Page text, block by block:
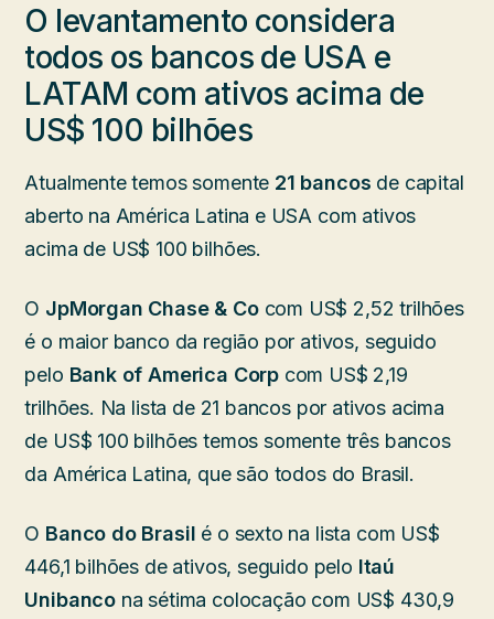
O levantamento considera
todos os bancos de USA e
LATAM com ativos acima de
US$ 100 bilhões
Atualmente temos somente 21 bancos de capital
aberto na América Latina e USA com ativos
acima de US$ 100 bilhões.
O JpMorgan Chase & Cocom US$ 2,52 trilhões
é o maior banco da região por ativos, seguido
pelo Bank of America Corp com US$ 2,19
trilhões. Na lista de 21 bancos por ativos acima
de US$ 100 bilhões temos somente três bancos
da América Latina, que são todos do Brasil.
O Banco do Brasil é o sexto na lista com US$
446,1 bilhões de ativos, seguido pelo Itaú
Unibancona sétima colocação com US$ 430,9